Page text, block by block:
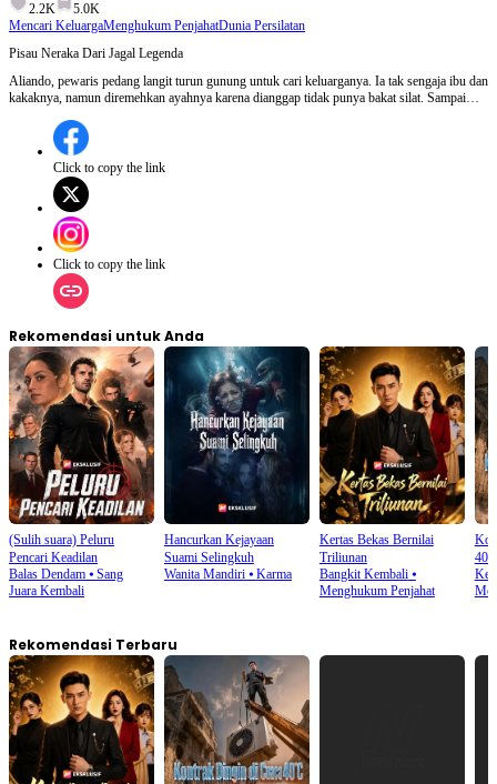
2.2K
5.0K
Mencari KeluargaMenghukum PenjahatDunia Persilatan
Pisau Neraka Dari Jagal Legenda
Aliando, pewaris pedang langit turun gunung untuk cari keluarganya. Ia tak sengaja ibu dan
kakaknya, namun diremehkan ayahnya karena dianggap tidak punya bakat silat. Sampai
menghancurkan semua musuh serta mengungkap konspirasi jahat pamannya.
Click to copy the link
Click to copy the link
Rekomendasi untuk Anda
(Sulih suara) Peluru
Pencari Keadilan
Balas Dendam ⦁ Sang
Juara Kembali
Hancurkan Kejayaan
Suami Selingkuh
Wanita Mandiri⦁ Karma
Kertas Bekas Bernilai
Triliunan
Bangkit Kembali⦁
Menghukum Penjahat
Rekomendasi Terbaru